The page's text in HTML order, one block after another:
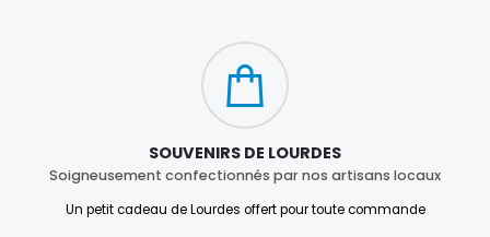
SOUVENIRS DE LOURDES
Soigneusement confectionnés par nos artisans locaux
Un petit cadeau de Lourdes offert pour toute commande